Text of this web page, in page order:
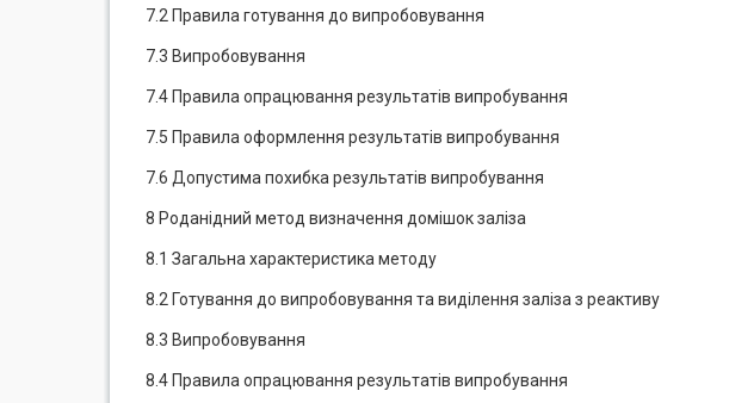
7.2 Правила готування до випробовування
7.3 Випробовування
7.4 Правила опрацювання результатів випробування
7.5 Правила оформлення результатів випробування
7.6 Допустима похибка результатів випробування
8 Роданідний метод визначення домішок заліза
8.1 Загальна характеристика методу
8.2 Готування до випробовування та виділення заліза з реактиву
8.3 Випробовування
8.4 Правила опрацювання результатів випробування